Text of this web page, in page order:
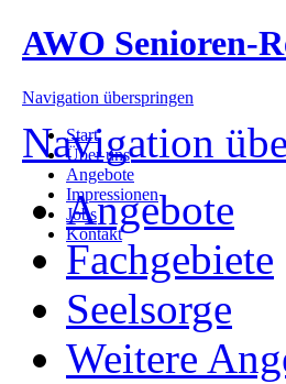
AWO Senioren-
Navigation überspringen
Start
Über uns
Angebote
Impressionen
Jobs
Kontakt
Navigation
Angebote
Fachgebiete
Seelsorge
Weitere